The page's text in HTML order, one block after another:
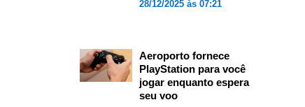
28/12/2025 às 07:21
Aeroporto fornece
PlayStation para você
jogar enquanto espera
seu voo